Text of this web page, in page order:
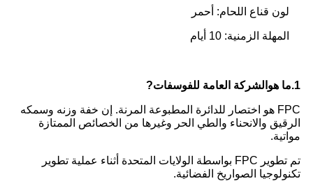
لون قناع اللحام: أحمر
المهلة الزمنية: 10 أيام
1.ما هو الشركة العامة للفوسفات?
FPC هو اختصار للدائرة المطبوعة المرنة. إن خفة وزنه وسمكه
الرقيق والانحناء والطي الحر وغيرها من الخصائص الممتازة
مواتية.
تم تطوير FPC بواسطة الولايات المتحدة أثناء عملية تطوير
تكنولوجيا الصواريخ الفضائية.